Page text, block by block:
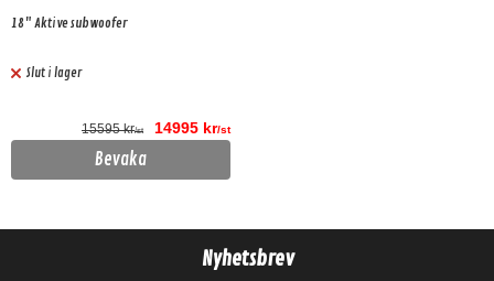
18" Aktive subwoofer
Slut i lager
15595 kr/st 14995 kr/st
Bevaka
Nyhetsbrev